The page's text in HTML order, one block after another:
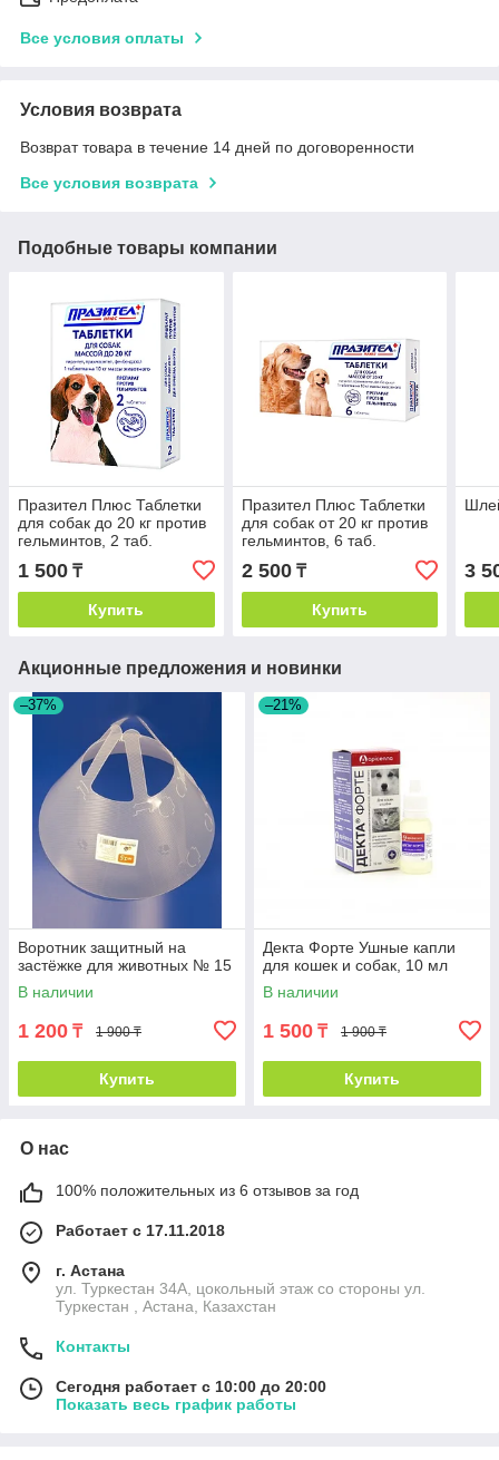
Все условия оплаты
Условия возврата
Возврат товара в течение 14 дней по договоренности
Все условия возврата
Подобные товары компании
Празител Плюс Таблетки
для собак до 20 кг против
гельминтов, 2 таб.
1 500 ₸
Купить
Празител Плюс Таблетки
для собак от 20 кг против
гельминтов, 6 таб.
2 500₸
Купить
3
Акционные предложения и новинки
–37%
Воротник защитный на
застёжке для животных № 15
В наличии
1 200 ₸ 1 900 ₸
Купить
–21%
Декта Форте Ушные капли
для кошек и собак, 10 мл
В наличии
1 500 ₸ 1 900 ₸
Купить
О нас
100% положительных из 6 отзывов за год
Работает с 17.11.2018
г. Астана
ул. Туркестан 34А, цокольный этаж со стороны ул.
Туркестан , Астана, Казахстан
Контакты
Сегодня работает с 10:00 до 20:00
Показать весь график работы